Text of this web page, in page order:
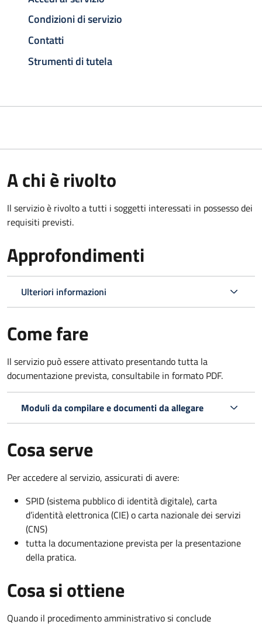
Condizioni di servizio
Contatti
Strumenti di tutela
A chi è rivolto
Il servizio è rivolto a tutti i soggetti interessati in possesso dei
requisiti previsti.
Approfondimenti
Ulteriori informazioni
Come fare
Il servizio può essere attivato presentando tutta la
documentazione prevista, consultabile in formato PDF.
Moduli da compilare e documenti da allegare
Cosa serve
Per accedere al servizio, assicurati di avere:
SPID (sistema pubblico di identità digitale), carta
d’identità elettronica (CIE) o carta nazionale dei servizi
(CNS)
tutta la documentazione prevista per la presentazione
della pratica.
Cosa si ottiene
Quando il procedimento amministrativo si conclude